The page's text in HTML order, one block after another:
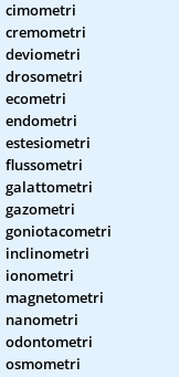
cimometri
cremometri
deviometri
drosometri
ecometri
endometri
estesiometri
flussometri
galattometri
gazometri
goniotacometri
inclinometri
ionometri
magnetometri
nanometri
odontometri
osmometri